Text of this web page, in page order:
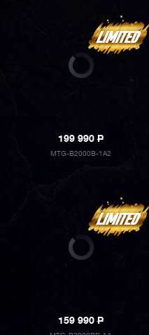
199 990P
MTG-B2000B-1A2
159 990P